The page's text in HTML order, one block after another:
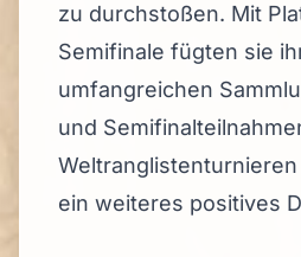
zu durchstoßen. Mit
Semifinale fügten sie
umfangreichen
und
ein weiteres positives